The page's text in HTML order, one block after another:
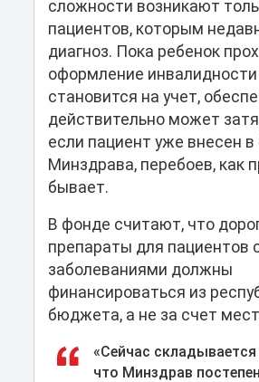
сложности возникают
пациентов, которым
диагноз. Пока ребенок
оформление инвалидности
становится на учет,
действительно может
если пациент уже внесен в
Минздрава, перебоев, как
бывает.
В фонде считают, что
препараты для пациентов
заболеваниями должны
финансироваться из
бюджета, а не за счет
«Сейчас
что Минздрав